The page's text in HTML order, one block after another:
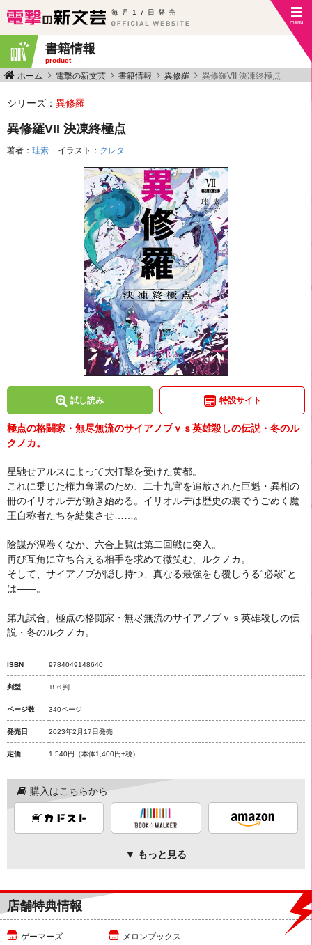
毎月17日発売
書籍情報
product
ホーム 電撃の新文芸 書籍情報 異修羅 異修羅VII 決凍終極点
シリーズ： 異修羅
異修羅VII 決凍終極点
著者： 珪素 イラスト： クレタ
試し読み 特設サイト
極点の格闘家・無尽無流のサイアノプｖｓ英雄殺しの伝説・冬のル
クノカ。
星馳せアルスによって大打撃を受けた黄都。
これに乗じた権力奪還のため、二十九官を追放された巨魁・異相の
冊のイリオルデが動き始める。イリオルデは歴史の裏でうごめく魔
王自称者たちを結集させ……。
陰謀が渦巻くなか、六合上覧は第二回戦に突入。
再び互角に立ち合える相手を求めて微笑む、ルクノカ。
そして、サイアノプが隠し持つ、真なる最強をも覆しうる“必殺”と
は――。
第九試合。極点の格闘家・無尽無流のサイアノプｖｓ英雄殺しの伝
説・冬のルクノカ。
ISBN 9784049148640
判型 Ｂ６判
ページ数 340ページ
発売日 2023年2月17日発売
定価 1,540円 （本体1,400円+税）
購入はこちらから
▼ もっと見る
店舗特典情報
ゲーマーズ メロンブックス